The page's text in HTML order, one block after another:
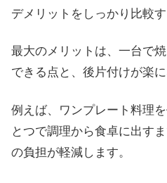
デメリットをしっかり比較
最大のメリットは、一台で
できる点と、後片付けが楽に
例えば、ワンプレート料理
とつで調理から食卓に出す
の負担が軽減します。